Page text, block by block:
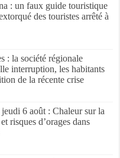
: un faux guide touristique
des touristes arrêté à
: la société régionale
interruption, les habitants
de la récente crise
6 août : Chaleur sur la
risques d’orages dans